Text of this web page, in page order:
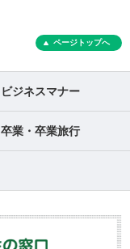
ページトップへ
ビジネスマナー
卒業・卒業旅行